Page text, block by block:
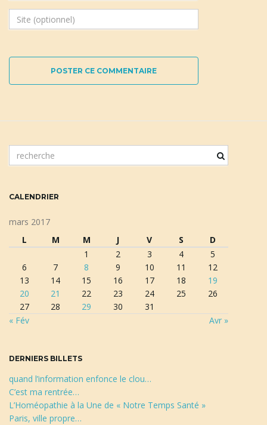
POSTER CE COMMENTAIRE
o
r
e
CALENDRIER
mars 2017
L
M M J V S D
« Fév Avr »
1 2 3 4
5
6
7 8 9 10 11
12
13
14 15 16 17 18
19
20
21 22 23 24 25
26
27
28 29 30 31
DERNIERS BILLETS
quand l’information enfonce le clou…
C’est ma rentrée…
L’Homéopathie à la Une de « Notre Temps Santé »
Paris, ville propre…